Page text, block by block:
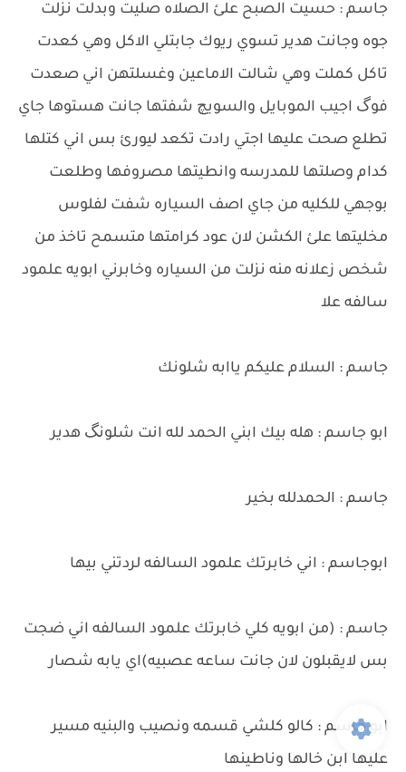
جاسم : حسيت الصبح علئ الصلاه صليت وبدلت نزلت
جوه وجانت هدير تسوي ريوك جابتلي الاكل وهي كعدت
تاكل كملت وهي شالت الاماعين وغسلتهن اني صعدت
فوگ اجيب الموبايل والسويچ شفتها جانت هستوها جاي
تطلع صحت عليها اجتي رادت تكعد ليورئ بس اني كتلها
كدام وصلتها للمدرسه وانطيتها مصروفها وطلعت
بوجهي للكليه من جاي اصف السياره شفت لفلوس
مخليتها علئ الكشن لان عود كرامتها متسمح تاخذ من
شخص زعلانه منه نزلت من السياره وخابرني ابويه علمود
سالفه علا
جاسم : السلام عليكم ياابه شلونك
ابو جاسم : هله بيك ابني الحمد لله انت شلونگ هدير
جاسم : الحمدلله بخير
ابوجاسم : اني خابرتك علمود السالفه لردتني بيها
جاسم : (من ابويه كلي خابرتك علمود السالفه اني ضجت
بس لايقبلون لان جانت ساعه عصبيه)اي يابه شصار
ابو جاسم : كالو كلشي قسمه ونصيب والبنيه مسير
عليها ابن خالها وناطينها